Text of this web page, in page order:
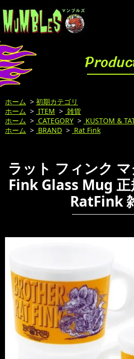
ホーム > 初期カテゴリ
ホーム > ITEM > 雑貨
ホーム > CATEGORY > KUSTOM &
ホーム > BRAND > Rat Fink
ラット フィンク
Fink Glass Mug
RatFink